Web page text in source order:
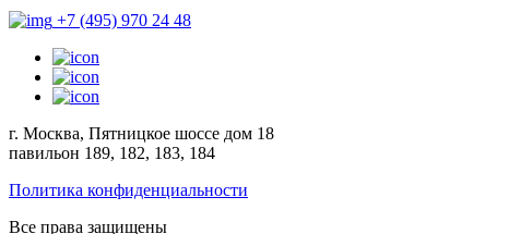
+7 (495) 970 24 48
г. Москва, Пятницкое шоссе дом 18
павильон 189, 182, 183, 184
Политика конфиденциальности
Все права защищены